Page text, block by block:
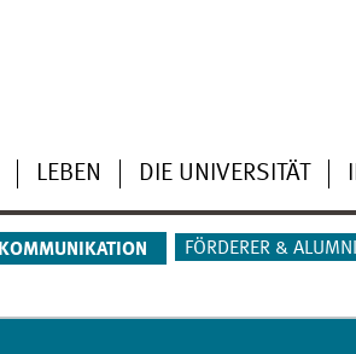
LEBEN DIE UNIVERSITÄT
KOMMUNIKATION FÖRDERER & ALUMNI